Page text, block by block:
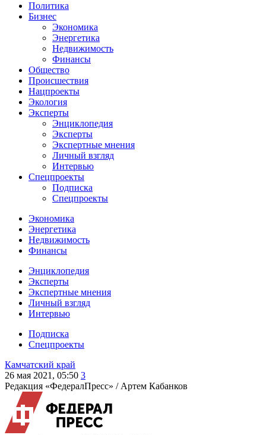
Политика
Бизнес
Экономика
Энергетика
Недвижимость
Финансы
Общество
Происшествия
Нацпроекты
Экология
Эксперты
Энциклопедия
Эксперты
Экспертные мнения
Личный взгляд
Интервью
Спецпроекты
Подписка
Спецпроекты
Экономика
Энергетика
Недвижимость
Финансы
Энциклопедия
Эксперты
Экспертные мнения
Личный взгляд
Интервью
Подписка
Спецпроекты
Камчатский край
26 мая 2021, 05:50 3
Редакция «ФедералПресс» / Артем Кабанков